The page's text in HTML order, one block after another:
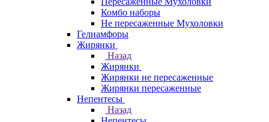
Комбо наборы
Не пересаженные Мухоловки
Гелиамфоры
Жирянки
Назад
Жирянки
Жирянки не пересаженные
Жирянки пересаженные
Непентесы
Назад